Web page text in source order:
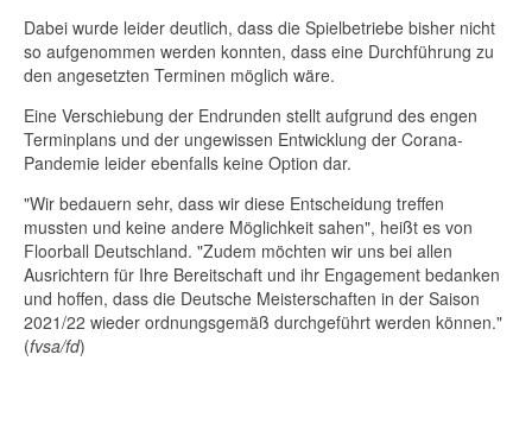
Dabei wurde leider deutlich, dass die Spielbetriebe bisher nicht
so aufgenommen werden konnten, dass eine Durchführung zu
den angesetzten Terminen möglich wäre.
Eine Verschiebung der Endrunden stellt aufgrund des engen
Terminplans und der ungewissen Entwicklung der Corana-
Pandemie leider ebenfalls keine Option dar.
"Wir bedauern sehr, dass wir diese Entscheidung treffen
mussten und keine andere Möglichkeit sahen", heißt es von
Floorball Deutschland. "Zudem möchten wir uns bei allen
Ausrichtern für Ihre Bereitschaft und ihr Engagement bedanken
und hoffen, dass die Deutsche Meisterschaften in der Saison
2021/22 wieder ordnungsgemäß durchgeführt werden können."
(fvsa/fd)